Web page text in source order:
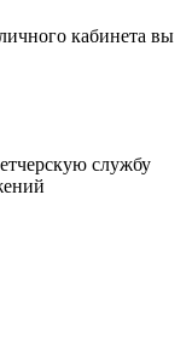
кабинета вы
службу